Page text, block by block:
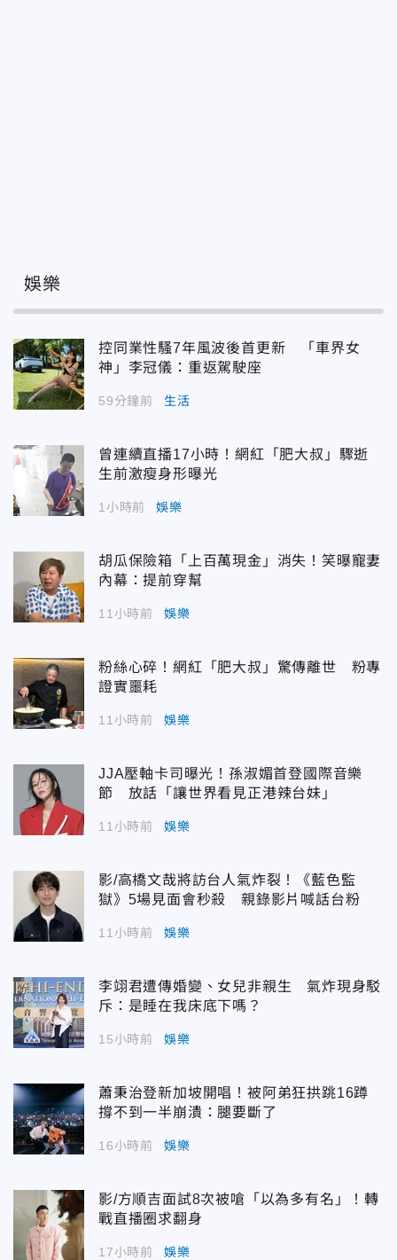
娛樂
控同業性騷7年風波後首更新 「車界女
神」李冠儀：重返駕駛座
59分鐘前 生活
曾連續直播17小時！網紅「肥大叔」驟逝
生前激瘦身形曝光
1小時前 娛樂
胡瓜保險箱「上百萬現金」消失！笑曝寵妻
內幕：提前穿幫
11小時前 娛樂
粉絲心碎！網紅「肥大叔」驚傳離世 粉專
證實噩耗
11小時前 娛樂
JJA壓軸卡司曝光！孫淑媚首登國際音樂
節 放話「讓世界看見正港辣台妹」
11小時前 娛樂
影/高橋文哉將訪台人氣炸裂！《藍色監
獄》5場見面會秒殺 親錄影片喊話台粉
11小時前 娛樂
李翊君遭傳婚變、女兒非親生 氣炸現身駁
斥：是睡在我床底下嗎？
15小時前 娛樂
蕭秉治登新加坡開唱！被阿弟狂拱跳16蹲
撐不到一半崩潰：腿要斷了
16小時前 娛樂
影/方順吉面試8次被嗆「以為多有名」！轉
戰直播圈求翻身
17小時前 娛樂